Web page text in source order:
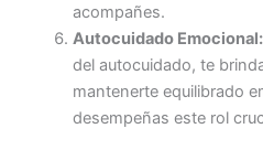
acompañes.
Autocuidado Emocional:
del autocuidado, te
mantenerte equilibrado
desempeñas este rol